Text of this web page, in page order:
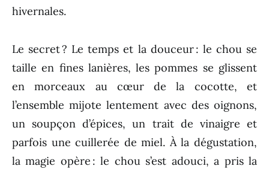
hivernales.
Le secret ? Le temps et la douceur : le chou se
taille en fines lanières, les pommes se glissent
en morceaux au cœur de la cocotte, et
l’ensemble mijote lentement avec des oignons,
un soupçon d’épices, un trait de vinaigre et
parfois une cuillerée de miel. À la dégustation,
la magie opère : le chou s’est adouci, a pris la